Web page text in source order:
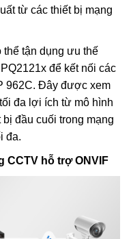
từ các thiết bị mạng
tận dụng ưu thế
để kết nối các
962C. Đây được xem
đa lợi ích từ mô hình
đầu cuối trong mạng
đa.
CCTV hỗ trợ ONVIF